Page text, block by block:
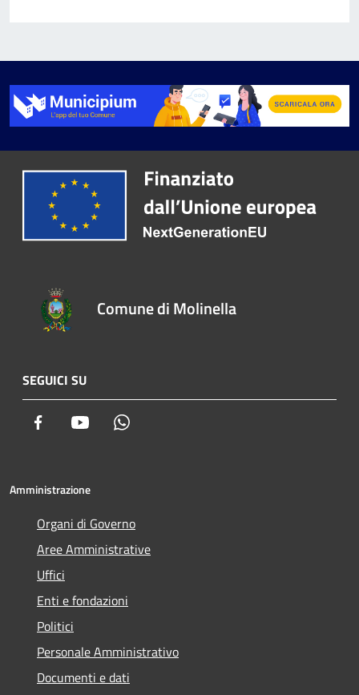
Comune di Molinella
SEGUICI SU
Facebook Youtube
Amministrazione
Organi di Governo
Aree Amministrative
Uffici
Enti e fondazioni
Politici
Personale Amministrativo
Documenti e dati